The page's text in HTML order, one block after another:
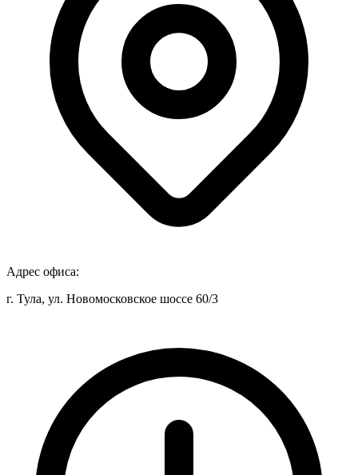
Адрес офиса:
г. Тула, ул. Новомосковское шоссе 60/3